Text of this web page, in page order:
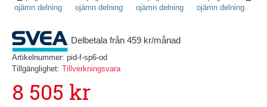
Delbetala från 459 kr/månad
Artikelnummer: pid-f-sp6-od
Tillgänglighet: Tillverkningsvara
8 505 kr